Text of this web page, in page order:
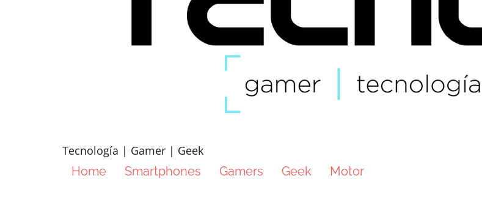
Tecnología | Gamer | Geek
Home
Smartphones Gamers Geek Motor